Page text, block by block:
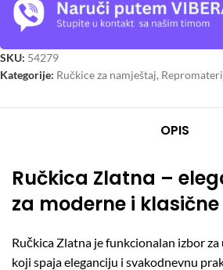
SKU: 54279
Kategorije: Ručkice za namještaj,
OPIS
Ručkica Zlatna –
za moderne i
Ručkica Zlatna je funkcionalan izbor
koji spaja eleganciju i svakodnevnu